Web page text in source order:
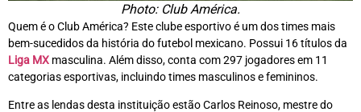
Photo: Club América.
Quem é o Club América? Este clube esportivo é um dos times mais
bem-sucedidos da história do futebol mexicano. Possui 16 títulos da
Liga MX masculina. Além disso, conta com 297 jogadores em 11
categorias esportivas, incluindo times masculinos e femininos.
Entre as lendas desta instituição estão Carlos Reinoso, mestre do